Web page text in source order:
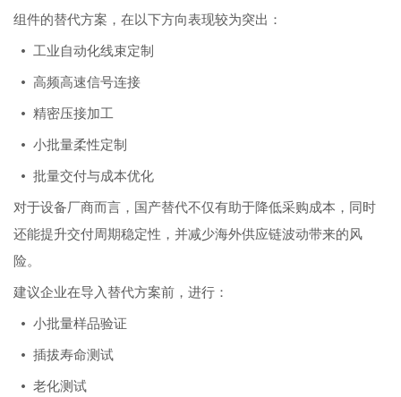
组件的替代方案，在以下方向表现较为突出：
• 工业自动化线束定制
• 高频高速信号连接
• 精密压接加工
• 小批量柔性定制
• 批量交付与成本优化
对于设备厂商而言，国产替代不仅有助于降低采购成本，同时
还能提升交付周期稳定性，并减少海外供应链波动带来的风
险。
建议企业在导入替代方案前，进行：
• 小批量样品验证
• 插拔寿命测试
• 老化测试